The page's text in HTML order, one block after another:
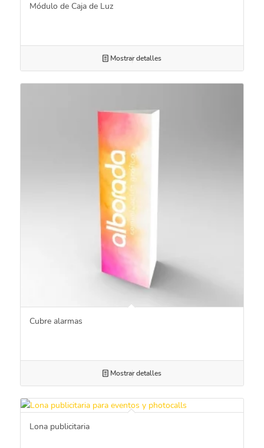
Módulo de Caja de Luz
Mostrar detalles
Cubre alarmas
Mostrar detalles
Lona publicitaria